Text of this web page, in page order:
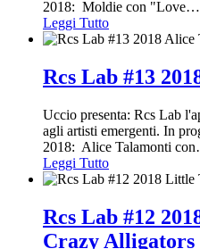
2018: Moldie con "Love…
Leggi Tutto
Rcs Lab #13
Uccio presenta: Rcs Lab
agli artisti emergenti. In
2018: Alice Talamonti con
Leggi Tutto
Rcs Lab #12
Crazy Alligators